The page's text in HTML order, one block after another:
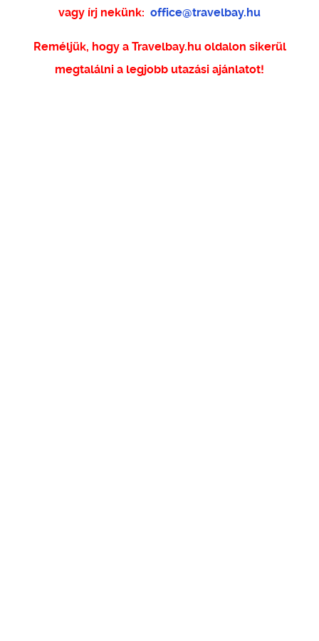
vagy írj nekünk: office@travelbay.hu
Reméljük, hogy a Travelbay.hu oldalon sikerül
megtalálni a legjobb utazási ajánlatot!